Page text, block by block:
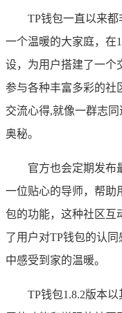
TP钱包一直以来
一个温暖的大家庭，在
设，为用户搭建了一个
参与各种丰富多彩的社
交流心得,就像一群志
奥秘。
官方也会定期发布
一位贴心的导师，帮助
包的功能，这种社区互
了用户对TP钱包的认
中感受到家的温暖。
TP钱包1.8.2版本